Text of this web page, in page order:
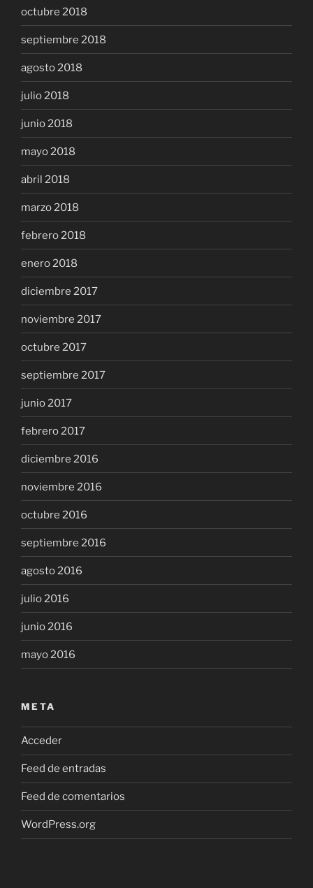
octubre 2018
septiembre 2018
agosto 2018
julio 2018
junio 2018
mayo 2018
abril 2018
marzo 2018
febrero 2018
enero 2018
diciembre 2017
noviembre 2017
octubre 2017
septiembre 2017
junio 2017
febrero 2017
diciembre 2016
noviembre 2016
octubre 2016
septiembre 2016
agosto 2016
julio 2016
junio 2016
mayo 2016
META
Acceder
Feed de entradas
Feed de comentarios
WordPress.org